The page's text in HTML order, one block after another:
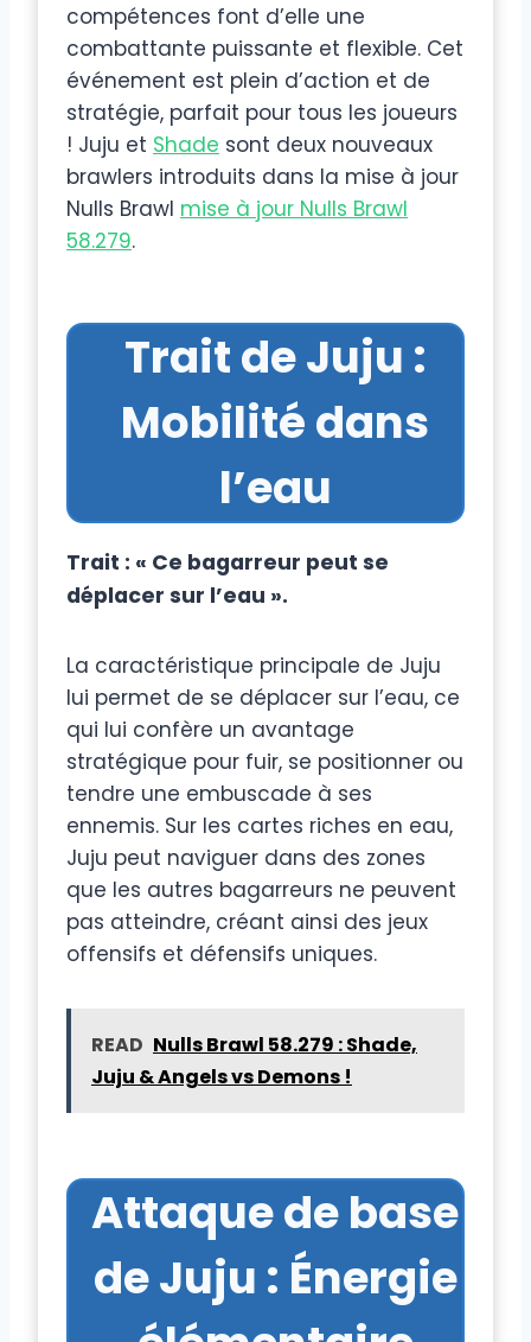
compétences font d’elle une
combattante puissante et flexible. Cet
événement est plein d’action et de
stratégie, parfait pour tous les joueurs
! Juju et Shade sont deux nouveaux
brawlers introduits dans la mise à jour
Nulls Brawl mise à jour Nulls Brawl
58.279.
Trait de Juju :
Mobilité dans
l’eau
Trait : « Ce bagarreur peut se
déplacer sur l’eau ».
La caractéristique principale de Juju
lui permet de se déplacer sur l’eau, ce
qui lui confère un avantage
stratégique pour fuir, se positionner ou
tendre une embuscade à ses
ennemis. Sur les cartes riches en eau,
Juju peut naviguer dans des zones
que les autres bagarreurs ne peuvent
pas atteindre, créant ainsi des jeux
offensifs et défensifs uniques.
READ Nulls Brawl 58.279 : Shade,
Juju & Angels vs Demons !
Attaque de base
de Juju : Énergie